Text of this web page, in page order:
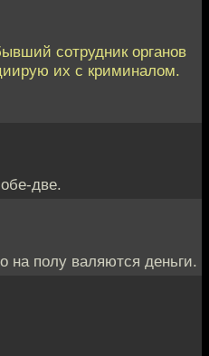
сотрудник органов
их с криминалом.
две.
на полу валяются деньги.